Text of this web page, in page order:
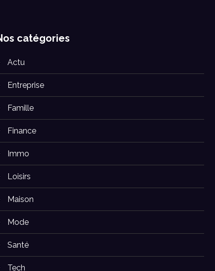
catégories
Actu
Entreprise
Famille
Finance
Immo
Loisirs
Maison
Mode
Santé
Tech